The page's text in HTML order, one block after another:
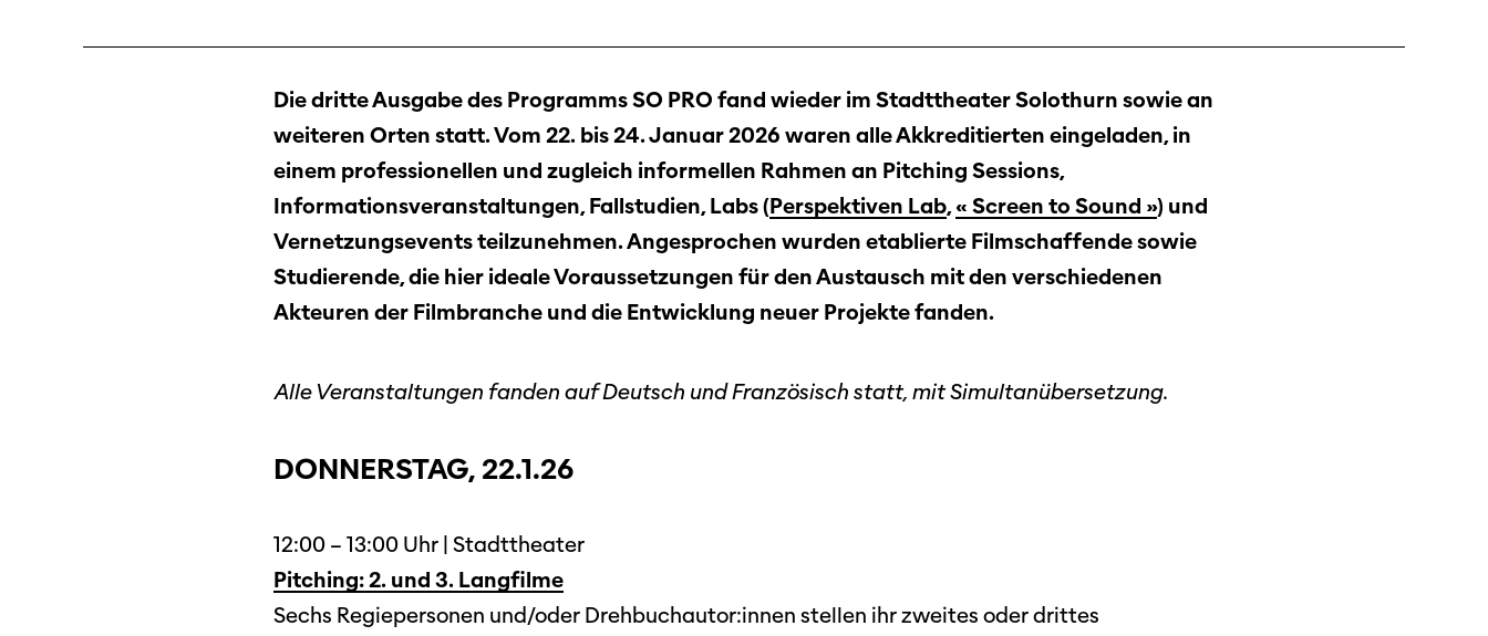
Die dritte Ausgabe des Programms SO PRO fand wieder im Stadttheater Solothurn sowie an
weiteren Orten statt. Vom 22. bis 24. Januar 2026 waren alle Akkreditierten eingeladen, in
einem professionellen und zugleich informellen Rahmen an Pitching Sessions,
Informationsveranstaltungen, Fallstudien, Labs (Perspektiven Lab,« Screen to Sound ») und
Vernetzungsevents teilzunehmen. Angesprochen wurden etablierte Filmschaffende sowie
Studierende, die hier ideale Voraussetzungen für den Austausch mit den verschiedenen
Akteuren der Filmbranche und die Entwicklung neuer Projekte fanden.
Alle Veranstaltungen fanden auf Deutsch und Französisch statt, mit Simultanübersetzung.
DONNERSTAG, 22.1.26
12:00 – 13:00 Uhr | Stadttheater
Pitching: 2. und 3. Langfilme
Sechs Regiepersonen und/oder Drehbuchautor:innen stellen ihr zweites oder drittes